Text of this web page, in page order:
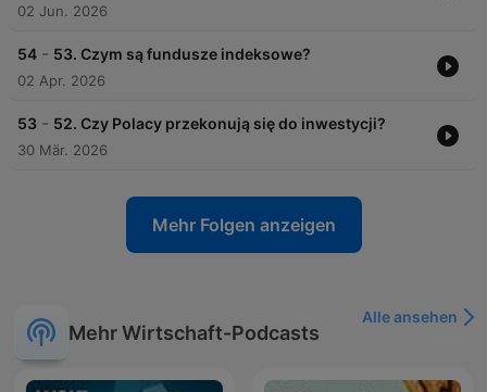
02 Jun. 2026
54 - 53. Czym są fundusze indeksowe?
02 Apr. 2026
53 - 52. Czy Polacy przekonują się do inwestycji?
30 Mär. 2026
Mehr Folgen anzeigen
Mehr Wirtschaft-Podcasts
Alle ansehen